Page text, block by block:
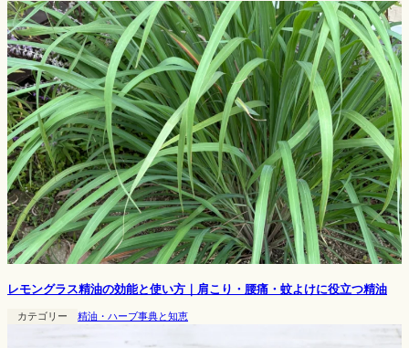
レモングラス精油の効能と使い方｜肩こり・腰痛・蚊よけに役立つ精油
カテゴリー 精油・ハーブ事典と知恵